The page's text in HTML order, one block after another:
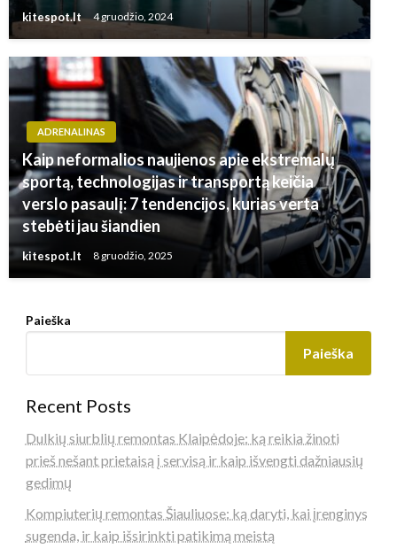
kitespot.lt 4 gruodžio, 2024
ADRENALINAS
Kaip neformalios naujienos apie ekstremalų
sportą, technologijas ir transportą keičia
verslo pasaulį: 7 tendencijos, kurias verta
stebėti jau šiandien
kitespot.lt 8 gruodžio, 2025
Paieška
Paieška
Recent Posts
Dulkių siurblių remontas Klaipėdoje: ką reikia žinoti
prieš nešant prietaisą į servisą ir kaip išvengti dažniausių
gedimų
Kompiuterių remontas Šiauliuose: ką daryti, kai įrenginys
sugenda, ir kaip išsirinkti patikimą meistą